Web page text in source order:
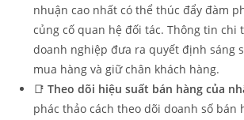
nhuận cao nhất có thể thúc đẩy đàm
củng cố quan hệ đối tác. Thông tin chi
doanh nghiệp đưa ra quyết định sáng
mua hàng và giữ chân khách hàng.
📑Theo dõi hiệu suất bán hàng của
phác thảo cách theo dõi doanh số bán